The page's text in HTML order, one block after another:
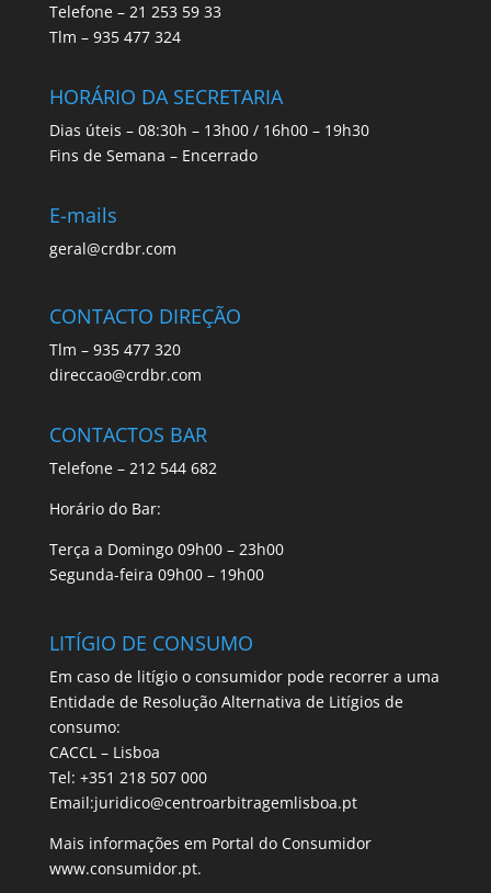
Telefone – 21 253 59 33
Tlm – 935 477 324
HORÁRIO DA SECRETARIA
Dias úteis – 08:30h – 13h00 / 16h00 – 19h30
Fins de Semana – Encerrado
E-mails
geral@crdbr.com
CONTACTO DIREÇÃO
Tlm – 935 477 320
direccao@crdbr.com
CONTACTOS BAR
Telefone – 212 544 682
Horário do Bar:
Terça a Domingo 09h00 – 23h00
Segunda-feira 09h00 – 19h00
LITÍGIO DE CONSUMO
Em caso de litígio o consumidor pode recorrer a uma
Entidade de Resolução Alternativa de Litígios de
consumo:
CACCL – Lisboa
Tel: +351 218 507 000
Email:juridico@centroarbitragemlisboa.pt
Mais informações em Portal do Consumidor
www.consumidor.pt.